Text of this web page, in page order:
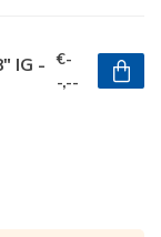
IG - €-
-,--